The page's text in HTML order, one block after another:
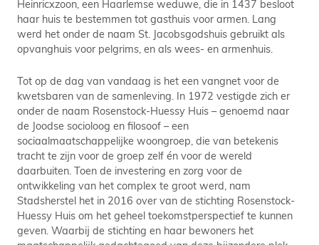
Heinricxzoon, een Haarlemse weduwe, die in 1437 besloot
haar huis te bestemmen tot gasthuis voor armen. Lang
werd het onder de naam St. Jacobsgodshuis gebruikt als
opvanghuis voor pelgrims, en als wees- en armenhuis.
Tot op de dag van vandaag is het een vangnet voor de
kwetsbaren van de samenleving. In 1972 vestigde zich er
onder de naam Rosenstock-Huessy Huis – genoemd naar
de Joodse socioloog en filosoof – een
sociaalmaatschappelijke woongroep, die van betekenis
tracht te zijn voor de groep zelf én voor de wereld
daarbuiten. Toen de investering en zorg voor de
ontwikkeling van het complex te groot werd, nam
Stadsherstel het in 2016 over van de stichting Rosenstock-
Huessy Huis om het geheel toekomstperspectief te kunnen
geven. Waarbij de stichting en haar bewoners het